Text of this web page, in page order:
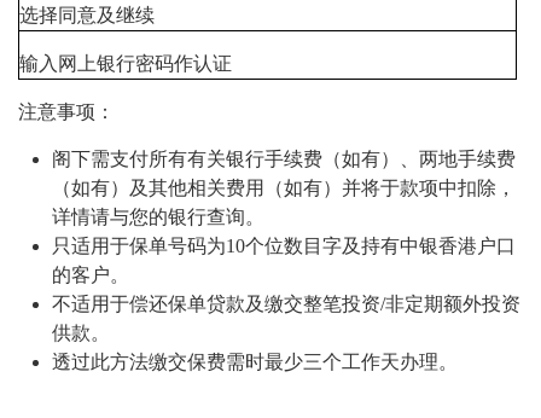
选择同意及继续
输入网上银行密码作认证
注意事项：
阁下需支付所有有关银行手续费（如有）、两地手续费
（如有）及其他相关费用（如有）并将于款项中扣除，
详情请与您的银行查询。
只适用于保单号码为10个位数目字及持有中银香港户口
的客户。
不适用于偿还保单贷款及缴交整笔投资/非定期额外投资
供款。
透过此方法缴交保费需时最少三个工作天办理。